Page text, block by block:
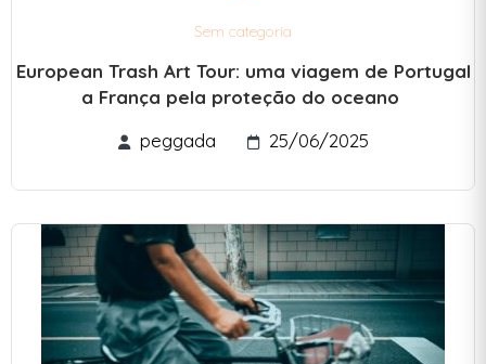
Sem categoria
European Trash Art Tour: uma viagem de Portugal
a França pela proteção do oceano
peggada
25/06/2025